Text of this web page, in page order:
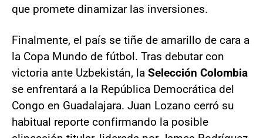
que promete dinamizar las inversiones.
Finalmente, el país se tiñe de amarillo de cara a
la Copa Mundo de fútbol. Tras debutar con
victoria ante Uzbekistán, la Selección Colombia
se enfrentará a la República Democrática del
Congo en Guadalajara. Juan Lozano cerró su
habitual reporte confirmando la posible